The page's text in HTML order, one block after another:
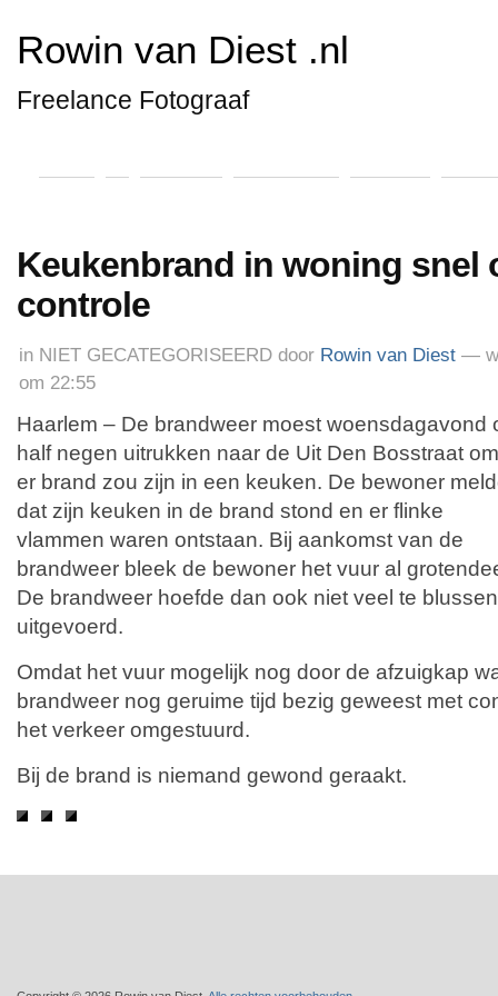
Rowin van Diest .nl
Freelance Fotograaf
Keukenbrand in woning snel
controle
in NIET GECATEGORISEERD door Rowin van Diest —
om 22:55
Haarlem – De brandweer moest woensdagavond
half negen uitrukken naar de Uit Den Bosstraat
er brand zou zijn in een keuken. De bewoner
dat zijn keuken in de brand stond en er flinke
vlammen waren ontstaan. Bij aankomst van de
brandweer bleek de bewoner het vuur al
De brandweer hoefde dan ook niet veel te
uitgevoerd.
Omdat het vuur mogelijk nog door de afzuigkap
brandweer nog geruime tijd bezig geweest met
het verkeer omgestuurd.
Bij de brand is niemand gewond geraakt.